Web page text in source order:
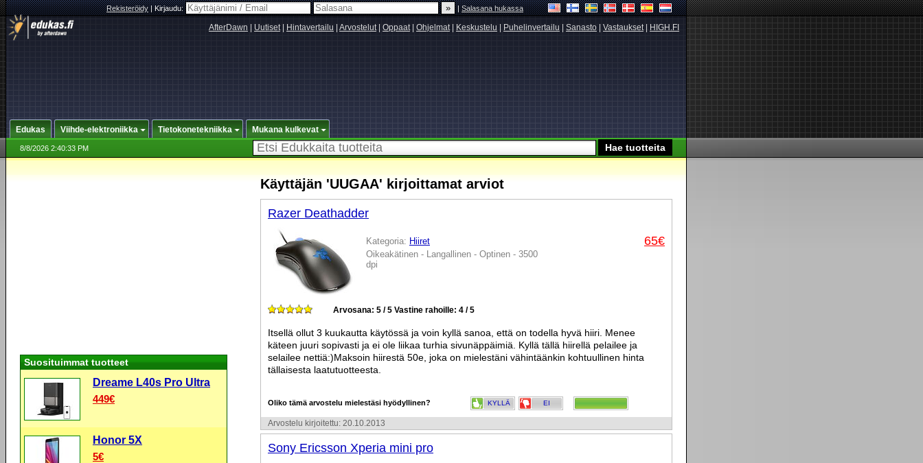
Rekisteröidy|Kirjaudu: |Salasana hukassa
AfterDawn Uutiset| Hintavertailu Arvostelut| Oppaat| Ohjelmat| Keskustelu Puhelinvertailu Sanasto Vastaukset| HIGH.FI
Edukas Viihde-elektroniikka Tietokonetekniikka Mukana kulkevat
8/8/2026 2:40:33 PM
Käyttäjän 'UUGAA' kirjoittamat arviot
Razer Deathadder
Kategoria: Hiiret 65€
Oikeakätinen - Langallinen - Optinen - 3500
dpi
Arvosana: 5 / 5 Vastine rahoille: 4 / 5
Itsellä ollut 3 kuukautta käytössä ja voin kyllä sanoa, että on todella hyvä hiiri. Menee
käteen juuri sopivasti ja ei ole liikaa turhia sivunäppäimiä. Kyllä tällä hiirellä pelailee ja
selailee nettiä:)Maksoin hiirestä 50e, joka on mielestäni vähintäänkin kohtuullinen hinta
tällaisesta laatutuotteesta.
Oliko tämä arvostelu mielestäsi hyödyllinen? KYLLÄ EI
Arvostelu kirjoitettu: 20.10.2013
Sony Ericsson Xperia mini pro
Suosituimmat tuotteet
Dreame L40s Pro Ultra
449€
Honor 5X
5€